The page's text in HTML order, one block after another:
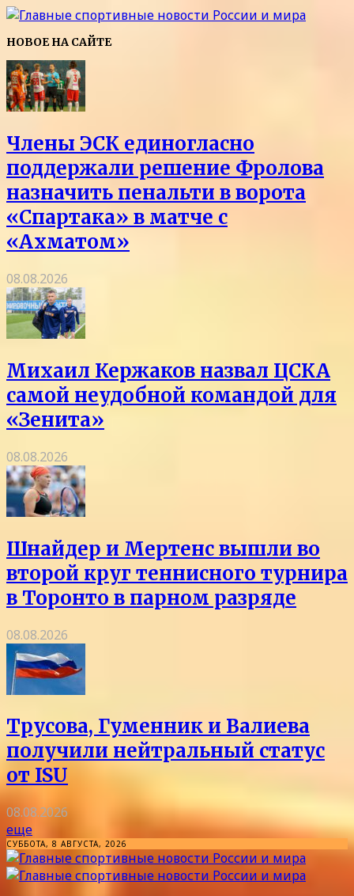
НОВОЕ НА САЙТЕ
Члены ЭСК единогласно
поддержали решение Фролова
назначить пенальти в ворота
«Спартака» в матче с
«Ахматом»
08.08.2026
Михаил Кержаков назвал ЦСКА
самой неудобной командой для
«Зенита»
08.08.2026
Шнайдер и Мертенс вышли во
второй круг теннисного турнира
в Торонто в парном разряде
08.08.2026
Трусова, Гуменник и Валиева
получили нейтральный статус
от ISU
08.08.2026
еще
СУББОТА, 8 АВГУСТА, 2026